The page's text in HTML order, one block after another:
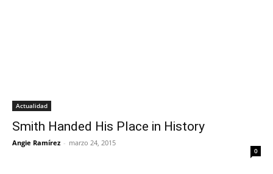
Actualidad
Smith Handed His Place in History
Angie Ramírez - marzo 24, 2015
0